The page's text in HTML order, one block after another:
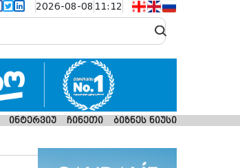
2026-08-08 11:12
ინტერვიუ ჩინეთი ბიზნეს ნიუსი